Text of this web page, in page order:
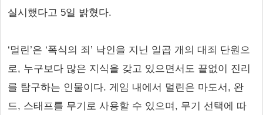
실시했다고 5일 밝혔다.
‘멀린’은 ‘폭식의 죄’ 낙인을 지닌 일곱 개의 대죄 단원으
로, 누구보다 많은 지식을 갖고 있으면서도 끝없이 진리
를 탐구하는 인물이다. 게임 내에서 멀린은 마도서, 완
드, 스태프를 무기로 사용할 수 있으며, 무기 선택에 따